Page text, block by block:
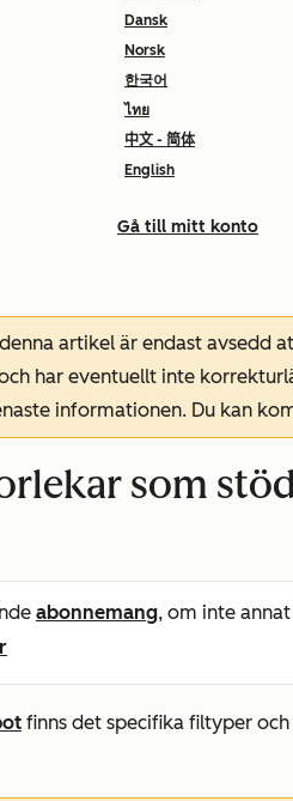
Dansk
Norsk
한국어
ไทย
中文 - 简体
English
Gå till mitt konto
artikel är endast
har eventuellt inte
informationen. Du kan
som
abonnemang, om inte
finns det specifika filtyper